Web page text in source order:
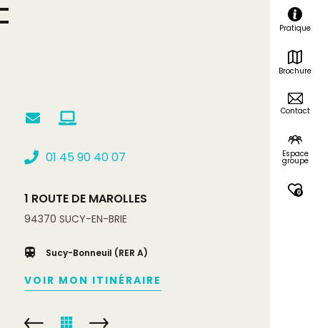
Pratique
Brochure
Contact
Espace
groupe
0
01 45 90 40 07
1 ROUTE DE MAROLLES
94370 SUCY-EN-BRIE
Sucy-Bonneuil (RER A)
VOIR MON ITINÉRAIRE